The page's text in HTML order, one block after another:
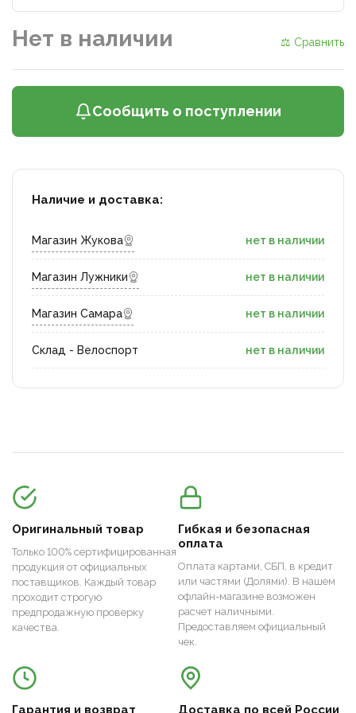
Нет в наличии ⚖ Сравнить
Сообщить о поступлении
Наличие и доставка:
Магазин Жукова нет в наличии
Магазин Лужники нет в наличии
Магазин Самара нет в наличии
Склад - Велоспорт нет в наличии
Оригинальный товар
Только 100% сертифицированная
продукция от официальных
поставщиков. Каждый товар
проходит строгую
предпродажную проверку
качества.
Гибкая и безопасная
оплата
Оплата картами, СБП, в кредит
или частями (Долями). В нашем
офлайн-магазине возможен
расчет наличными.
Предоставляем официальный
чек.
Гарантия и возврат Доставка по всей России